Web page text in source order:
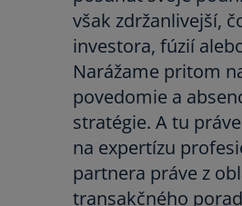
však zdržanlivejší,
investora, fúzií
Narážame pritom
povedomie a
stratégie. A tu
na expertízu
partnera práve z
transakčného